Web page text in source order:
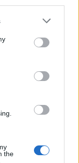
or more Google
You may click to
party tags to
in below Google
the
περίοδο
αναπλήρωσης
που έχουν